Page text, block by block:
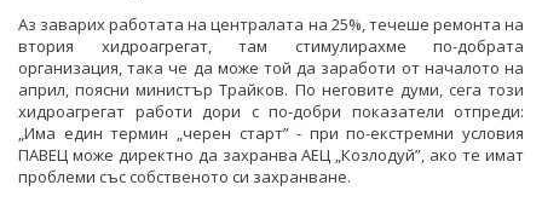
Аз заварих работата на централата на 25%, течеше ремонта на
втория хидроагрегат, там стимулирахме по-добрата
организация, така че да може той да заработи от началото на
април, поясни министър Трайков. По неговите думи, сега този
хидроагрегат работи дори с по-добри показатели отпреди:
„Има един термин „черен старт” - при по-екстремни условия
ПАВЕЦ може директно да захранва АЕЦ „Козлодуй”, ако те имат
проблеми със собственото си захранване.